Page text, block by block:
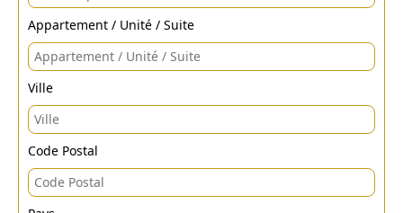
Appartement / Unité / Suite
Ville
Code Postal